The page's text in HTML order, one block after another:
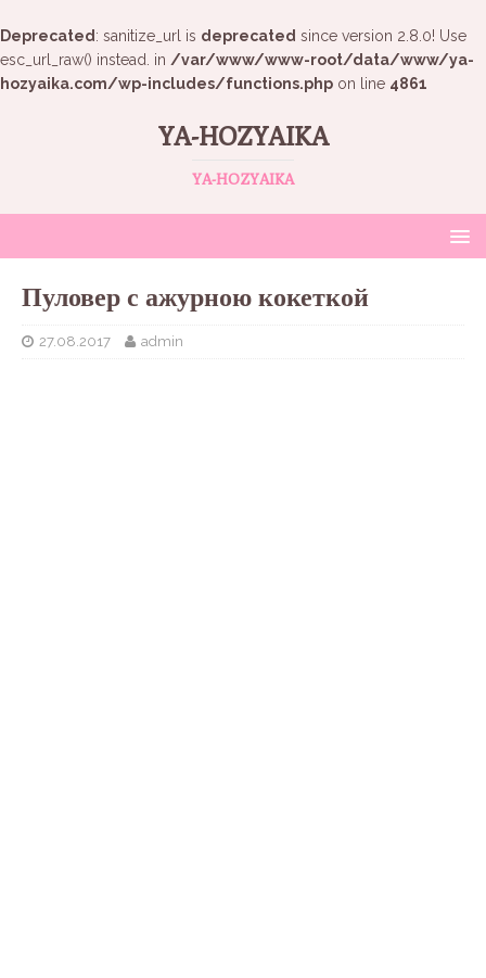
Deprecated : sanitize_url is deprecated since version 2.8.0! Use
esc_url_raw() instead. in /var/www/www-root/data/www/ya-
hozyaika.com/wp-includes/functions.php on line 4861
YA-HOZYAIKA
YA-HOZYAIKA
Пуловер с ажурною кокеткой
27.08.2017 admin